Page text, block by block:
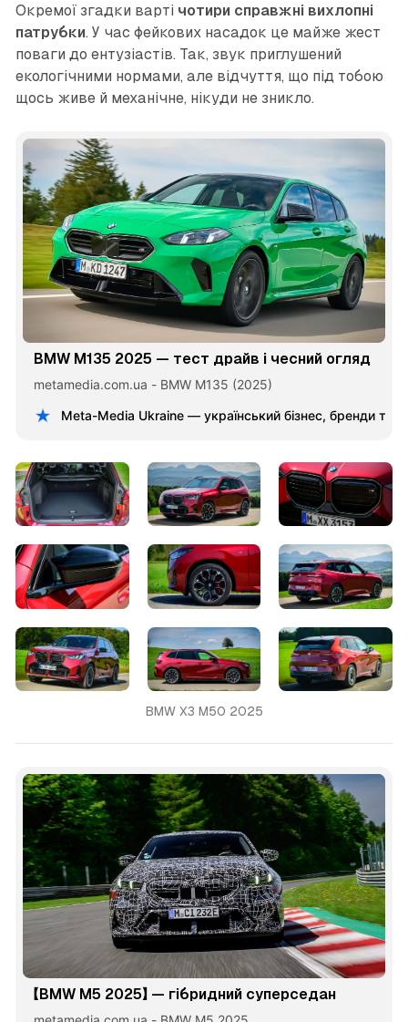
Окремої згадки варті чотири справжні вихлопні
патрубки. У час фейкових насадок це майже жест
поваги до ентузіастів. Так, звук приглушений
екологічними нормами, але відчуття, що під тобою
щось живе й механічне, нікуди не зникло.
BMW M135 2025 — тест драйв і чесний огляд
metamedia.com.ua - BMW M135 (2025)
Meta-Media Ukraine — український бізнес, бренди та
BMW X3 M50 2025
【BMW M5 2025】 — гібридний суперседан